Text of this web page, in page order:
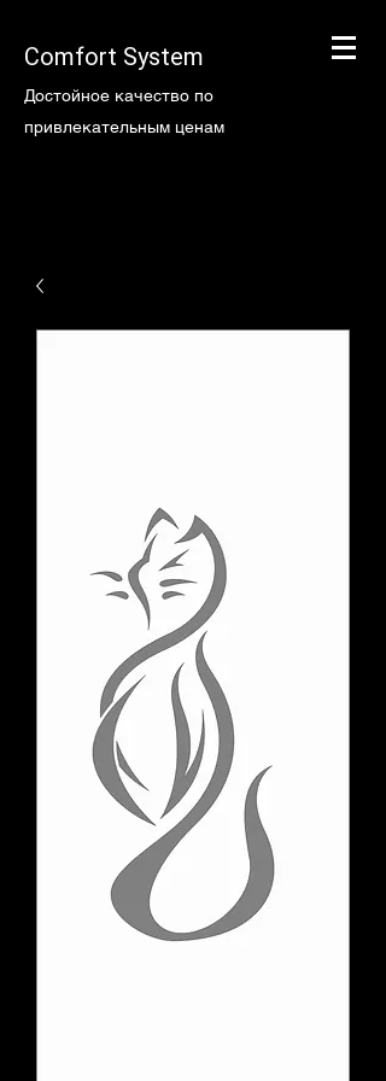
Comfort System
Достойное качество по
привлекательным ценам